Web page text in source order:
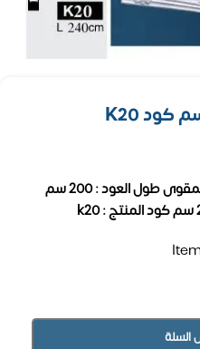
طول العود : 200 سم
كود المنتج : k20
السلة